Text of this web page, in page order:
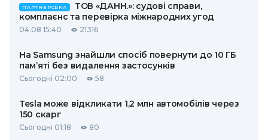
ПАРТНЕРСЬКА
ТОВ «ДАНН.»: судові справи,
комплаєнс та перевірка міжнародних угод
04.08 15:40 21316
На Samsung знайшли спосіб повернути до 10 ГБ
пам’яті без видалення застосунків
Сьогодні 02:00 58
Tesla може відкликати 1,2 млн автомобілів через
150 скарг
Сьогодні 01:18 80